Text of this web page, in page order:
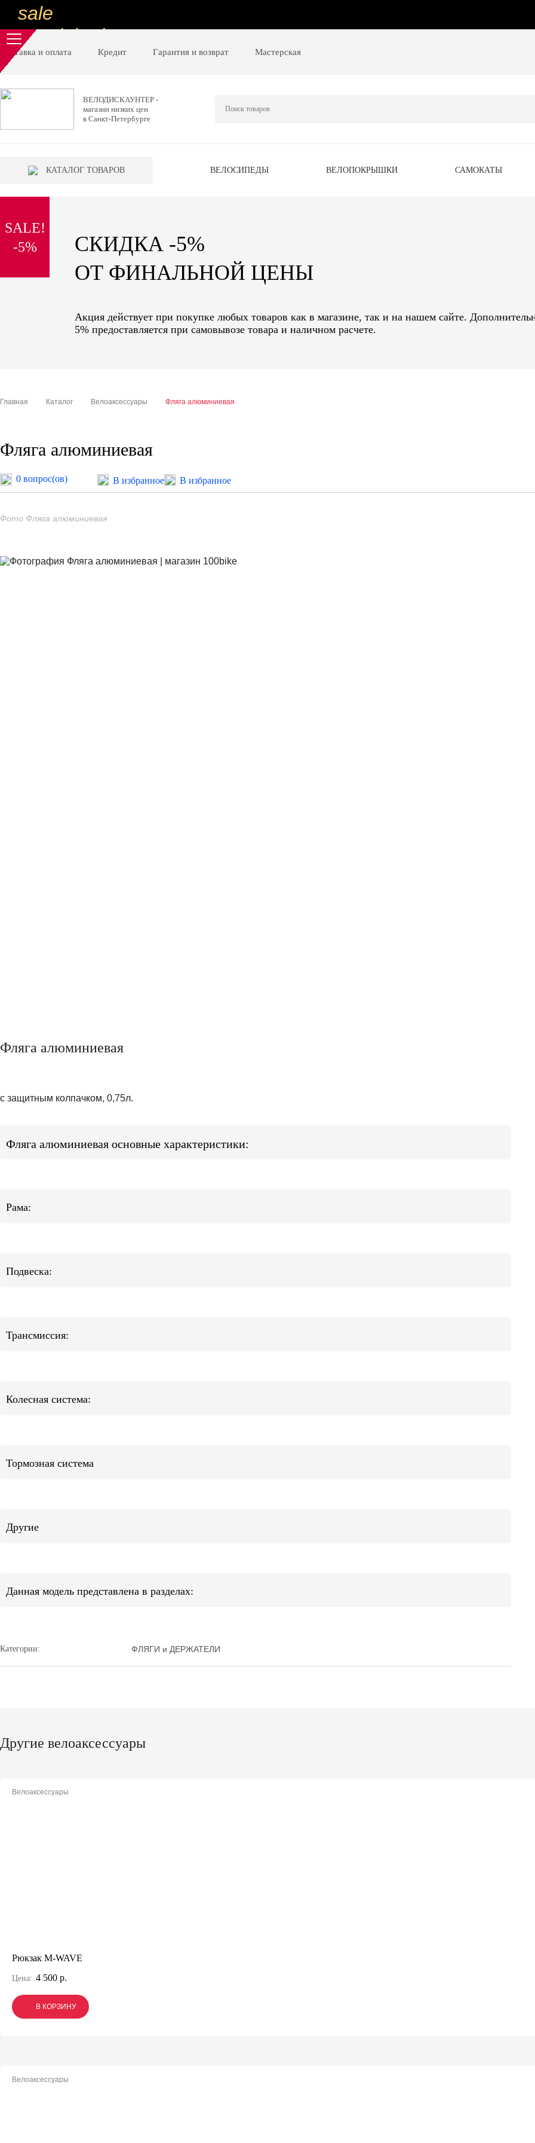
sale
special price
sale
низкие цены
вот дешево
special price
sale
надо брать
sale
Доставка и оплата Кредит Гарантия и возврат Мастерская
ВЕЛОДИСКАУНТЕР -
магазин низких цен
в Санкт-Петербурге
КАТАЛОГ ТОВАРОВ ВЕЛОСИПЕДЫ ВЕЛОПОКРЫШКИ САМОКАТЫ
SALE!
-5%
СКИДКА -5%
ОТ ФИНАЛЬНОЙ ЦЕНЫ
Акция действует при покупке любых товаров как в магазине, так и на нашем сайте.
5% предоставляется при самовывозе товара и наличном расчете.
Главная Каталог Велоаксессуары Фляга алюминиевая
Фляга алюминиевая
0 вопрос(ов) В избранное В избранное
Фото Фляга алюминиевая
Фляга алюминиевая
с защитным колпачком, 0,75л.
Фляга алюминиевая основные характеристики:
Рама:
Подвеска:
Трансмиссия:
Колесная система:
Тормозная система
Другие
Данная модель представлена в разделах:
Категории: ФЛЯГИ и ДЕРЖАТЕЛИ
Другие велоаксессуары
Велоаксессуары
Рюкзак M-WAVE
Цена: 4 500 р.
В КОРЗИНУ
В КОРЗИНУ
В КОРЗИНУ
Велоаксессуары